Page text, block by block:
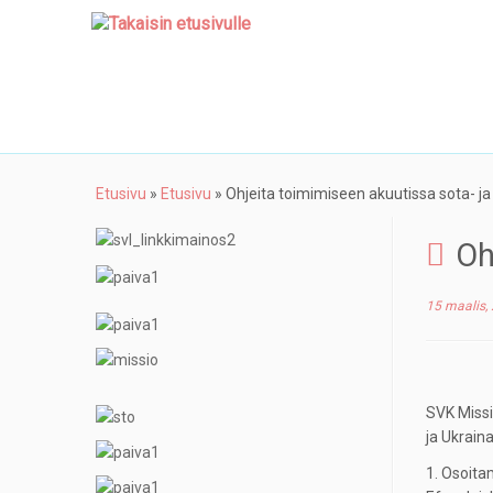
Etusivu » Etusivu » Ohjeita toimimiseen akuutissa sota-
15 maalis,
SVK
ja
1.